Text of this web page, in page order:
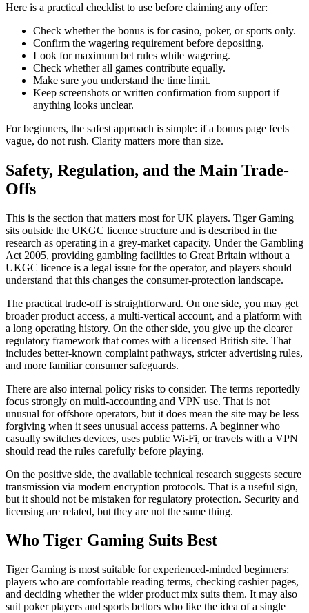
Here is a practical checklist to use before claiming any offer:
Check whether the bonus is for casino, poker, or sports only.
Confirm the wagering requirement before depositing.
Look for maximum bet rules while wagering.
Check whether all games contribute equally.
Make sure you understand the time limit.
Keep screenshots or written confirmation from support if
anything looks unclear.
For beginners, the safest approach is simple: if a bonus page feels
vague, do not rush. Clarity matters more than size.
Safety, Regulation, and the Main Trade-
Offs
This is the section that matters most for UK players. Tiger Gaming
sits outside the UKGC licence structure and is described in the
research as operating in a grey-market capacity. Under the Gambling
Act 2005, providing gambling facilities to Great Britain without a
UKGC licence is a legal issue for the operator, and players should
understand that this changes the consumer-protection landscape.
The practical trade-off is straightforward. On one side, you may get
broader product access, a multi-vertical account, and a platform with
a long operating history. On the other side, you give up the clearer
regulatory framework that comes with a licensed British site. That
includes better-known complaint pathways, stricter advertising rules,
and more familiar consumer safeguards.
There are also internal policy risks to consider. The terms reportedly
focus strongly on multi-accounting and VPN use. That is not
unusual for offshore operators, but it does mean the site may be less
forgiving when it sees unusual access patterns. A beginner who
casually switches devices, uses public Wi-Fi, or travels with a VPN
should read the rules carefully before playing.
On the positive side, the available technical research suggests secure
transmission via modern encryption protocols. That is a useful sign,
but it should not be mistaken for regulatory protection. Security and
licensing are related, but they are not the same thing.
Who Tiger Gaming Suits Best
Tiger Gaming is most suitable for experienced-minded beginners:
players who are comfortable reading terms, checking cashier pages,
and deciding whether the wider product mix suits them. It may also
suit poker players and sports bettors who like the idea of a single